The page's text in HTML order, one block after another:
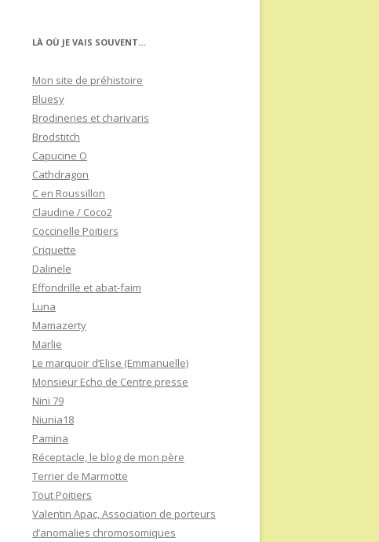
LÀ OÙ JE VAIS SOUVENT…
Mon site de préhistoire
Bluesy
Brodineries et charivaris
Brodstitch
Capucine O
Cathdragon
C en Roussillon
Claudine / Coco2
Coccinelle Poitiers
Criquette
Dalinele
Effondrille et abat-faim
Luna
Mamazerty
Marlie
Le marquoir d’Elise (Emmanuelle)
Monsieur Echo de Centre presse
Nini 79
Niunia18
Pamina
Réceptacle, le blog de mon père
Terrier de Marmotte
Tout Poitiers
Valentin Apac, Association de porteurs
d’anomalies chromosomiques